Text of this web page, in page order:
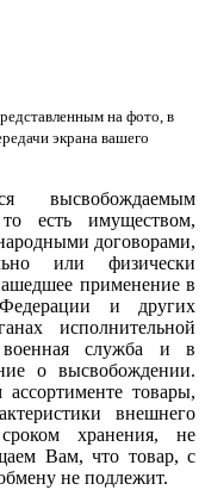
на фото, в
экрана вашего
высвобождаемым
есть имуществом,
договорами,
или физически
применение в
и других
исполнительной
военная служба и в
о высвобождении.
товары,
внешнего
хранения, не
Вам, что товар, с
не подлежит.